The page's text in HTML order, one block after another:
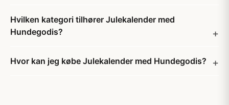
Hvilken kategori tilhører Julekalender med
Hundegodis?
Hvor kan jeg købe Julekalender med Hundegodis?